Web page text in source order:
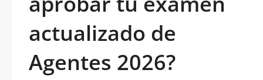
actualizado de
Agentes 2026?